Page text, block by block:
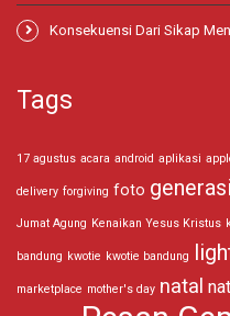
Konsekuensi Dari Sikap
Tags
17 agustus acara android aplikasi
delivery forgiving foto
Jumat Agung Kenaikan Yesus Kristus
bandung kwotie kwotie bandung
marketplace mother's day natal